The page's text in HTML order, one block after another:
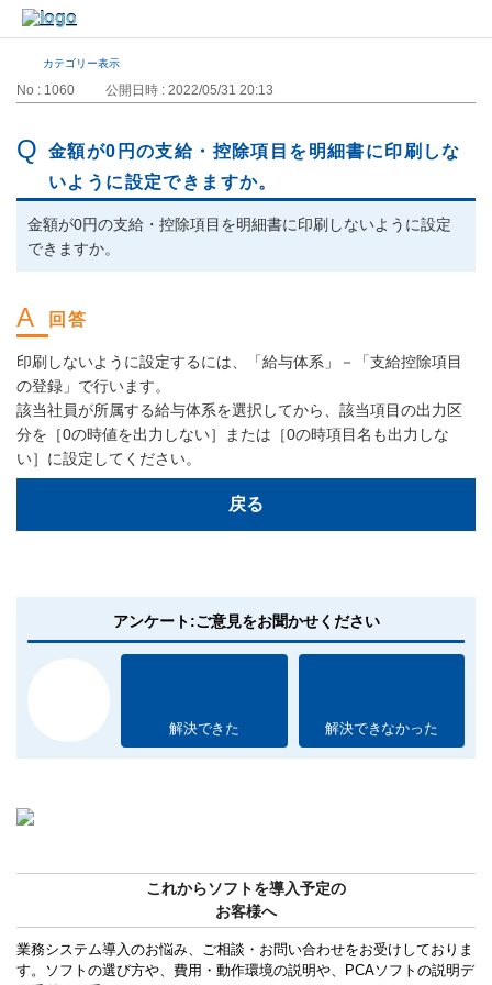
カテゴリー表示
No : 1060 公開日時 : 2022/05/31 20:13
金額が0円の支給・控除項目を明細書に印刷しな
いように設定できますか。
金額が0円の支給・控除項目を明細書に印刷しないように設定
できますか。
印刷しないように設定するには、「給与体系」－「支給控除項目
の登録」で行います。
該当社員が所属する給与体系を選択してから、該当項目の出力区
分を［0の時値を出力しない］または［0の時項目名も出力しな
い］に設定してください。
戻る
アンケート:ご意見をお聞かせください
解決できた 解決できなかった
これからソフトを導入予定の
お客様へ
業務システム導入のお悩み、ご相談・お問い合わせをお受けしておりま
す。ソフトの選び方や、費用・動作環境の説明や、PCAソフトの説明デ